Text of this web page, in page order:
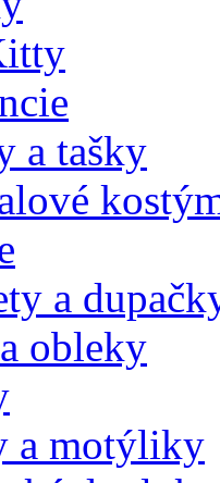
a tašky
a
obleky
a motýliky